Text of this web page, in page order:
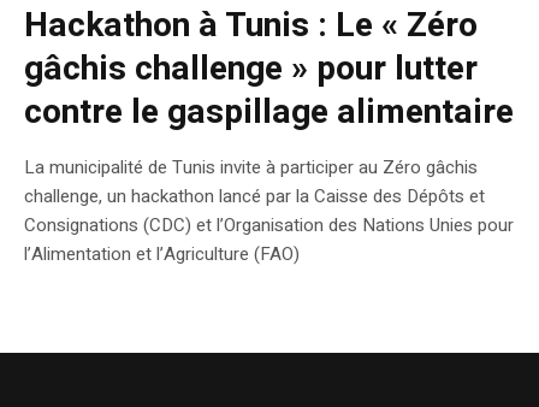
Hackathon à Tunis : Le « Zéro
gâchis challenge » pour lutter
contre le gaspillage alimentaire
La municipalité de Tunis invite à participer au Zéro gâchis
challenge, un hackathon lancé par la Caisse des Dépôts et
Consignations (CDC) et l’Organisation des Nations Unies pour
l’Alimentation et l’Agriculture (FAO)